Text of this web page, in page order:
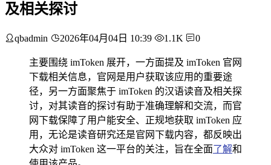
及相关探讨
qbadmin 2026年04月04日 10:39 1.1K 0
主要围绕 imToken 展开，一方面提及 imToken 官网
下载相关信息，官网是用户获取该应用的重要途
径，另一方面聚焦于 imToken 的汉语读音及相关探
讨，对其读音的探讨有助于准确理解和交流，而官
网下载保障了用户能安全、正规地获取 imToken 应
用，无论是读音研究还是官网下载内容，都反映出
大众对 imToken 这一平台的关注，旨在全面了解和